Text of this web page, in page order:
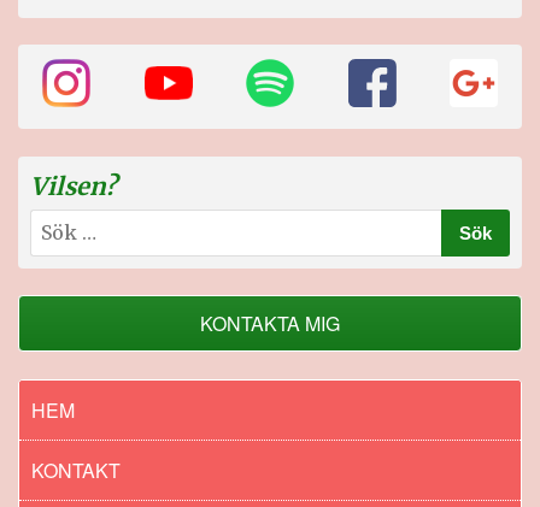
Vilsen?
Sök
efter:
KONTAKTA MIG
HEM
KONTAKT